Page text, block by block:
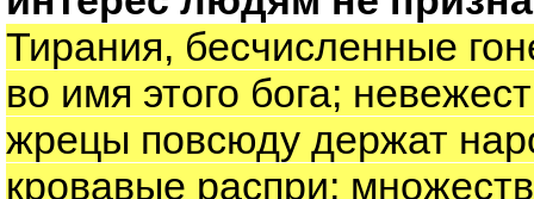
Тирания, бесчисленные
во имя этого бога;
жрецы повсюду держат
кровавые распри;